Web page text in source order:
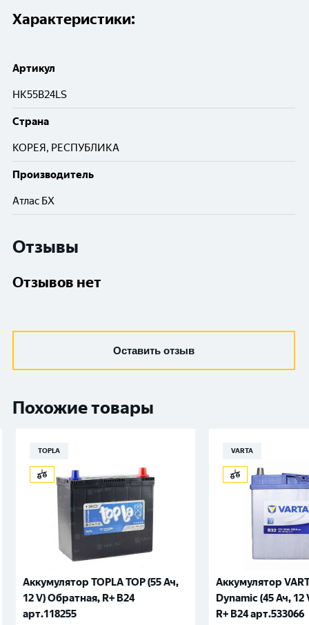
Характеристики:
Артикул
HK55B24LS
Cтрана
КОРЕЯ, РЕСПУБЛИКА
Производитель
Атлас БХ
Отзывы
Отзывов нет
Оставить отзыв
Похожие товары
TOPLA
Аккумулятор TOPLA TOP (55 Ач,
12 V) Обратная, R+ B24
арт.118255
VARTA
Аккумулятор
Dynamic (45 Ач,
R+ B24 арт.533066